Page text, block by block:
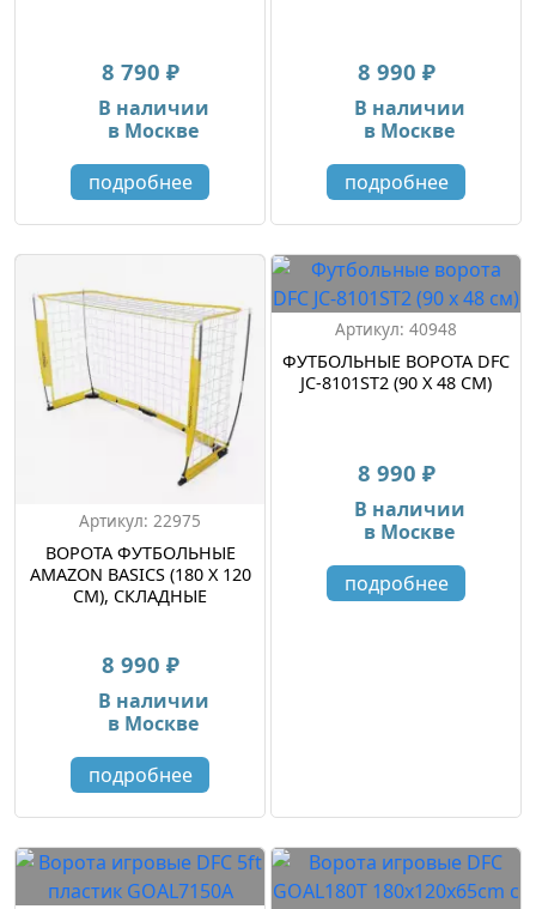
8 790 ₽
В наличии
в Москве
подробнее
8 990 ₽
В наличии
в Москве
подробнее
Артикул: 22975
ВОРОТА ФУТБОЛЬНЫЕ
AMAZON BASICS (180 Х 120
СМ), СКЛАДНЫЕ
8 990 ₽
В наличии
в Москве
подробнее
Артикул: 40948
ФУТБОЛЬНЫЕ ВОРОТА DFC
JC-8101ST2 (90 Х 48 СМ)
8 990 ₽
В наличии
в Москве
подробнее